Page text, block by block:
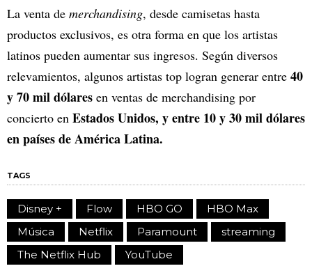
La venta de merchandising, desde camisetas hasta
productos exclusivos, es otra forma en que los artistas
latinos pueden aumentar sus ingresos. Según diversos
relevamientos, algunos artistas top logran generar entre 40
y 70 mil dólares en ventas de merchandising por
concierto en Estados Unidos, y entre 10 y 30 mil dólares
en países de América Latina.
TAGS
Disney + Flow HBO GO
HBO Max
Música
Netflix Paramount
streaming
The Netflix Hub
YouTube